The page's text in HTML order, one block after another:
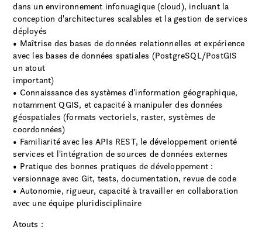
dans un environnement infonuagique (cloud), incluant la
conception d'architectures scalables et la gestion de services
déployés
• Maîtrise des bases de données relationnelles et expérience
avec les bases de données spatiales (PostgreSQL/PostGIS
un atout
important)
• Connaissance des systèmes d'information géographique,
notamment QGIS, et capacité à manipuler des données
géospatiales (formats vectoriels, raster, systèmes de
coordonnées)
• Familiarité avec les APIs REST, le développement orienté
services et l'intégration de sources de données externes
• Pratique des bonnes pratiques de développement :
versionnage avec Git, tests, documentation, revue de code
• Autonomie, rigueur, capacité à travailler en collaboration
avec une équipe pluridisciplinaire
Atouts :